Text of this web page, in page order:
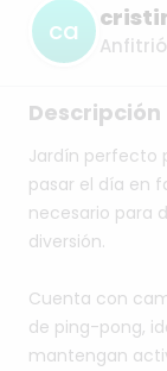
ca
Descripción
Jardín perfecto
pasar el día en
necesario para
diversión.
Cuenta con
de ping-pong,
mantengan